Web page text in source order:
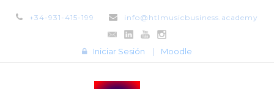
+34-931-415-199 info@htlmusicbusiness.academy
Iniciar Sesión | Moodle